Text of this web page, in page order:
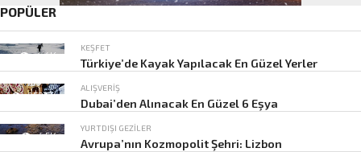
POPÜLER
4.4K
KEŞFET
Türkiye’de Kayak Yapılacak En Güzel Yerler
252.0K
ALIŞVERIŞ
Dubai’den Alınacak En Güzel 6 Eşya
4.5K
YURTDIŞI GEZILER
Avrupa’nın Kozmopolit Şehri: Lizbon